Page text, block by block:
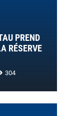
PREND
RÉSERVE
304